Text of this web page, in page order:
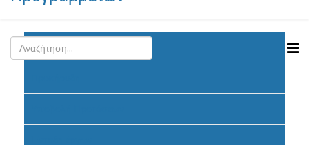
Ανακοινώσεις